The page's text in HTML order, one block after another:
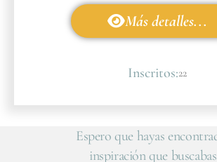
Más detalles...
Inscritos:22
Espero que hayas
inspiración que